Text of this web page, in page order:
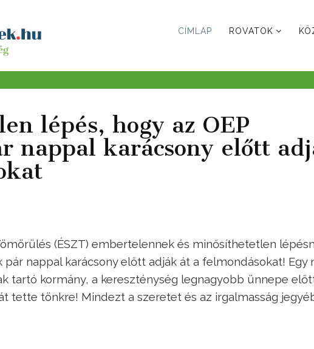
CÍMLAP ROVATOK
lépés, hogy az OEP
nappal karácsony előtt
(ÉSZT) embertelennek és minősíthetetlen
pár nappal karácsony előtt adják át a felmondásokat! Egy
tartó kormány, a kereszténység legnagyobb ünnepe
tette tönkre! Mindezt a szeretet és az irgalmasság